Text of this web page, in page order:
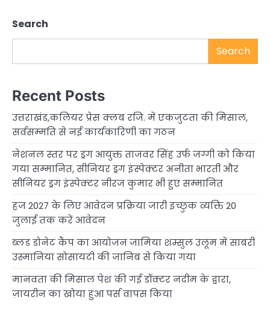
Search
Search
Recent Posts
उत्तराखंड,कलियर प्रेस क्लब रजि. में एकजुटता की मिसाल,
सर्वसम्मति से नई कार्यकारिणी का गठन
नेशनल स्तर पर ड्रग आयुक्त ताजवर सिंह उर्फ जग्गी को किया
गया सम्मानित, सीनियर ड्रग इंस्पेक्टर अनीता भारती और
सीनियर ड्रग इंस्पेक्टर नीरज कुमार भी हुए सम्मानित
हज 2027 के लिए आवेदन प्रक्रिया जारी इच्छुक व्यक्ति 20
जुलाई तक करें आवेदन
ब्लड डोनेट कैंप का आयोजन जामिया शम्सुल उलूम में साबरी
उस्मानिया सोसायटी की जानिब से किया गया
मानवता की मिसाल पेश की गई डॉक्टर नदीम के द्वारा,
ज़ायरीन का खोया हुआ पर्स वापस किया